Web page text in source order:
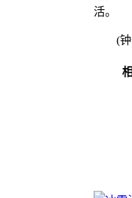
活。
(钟